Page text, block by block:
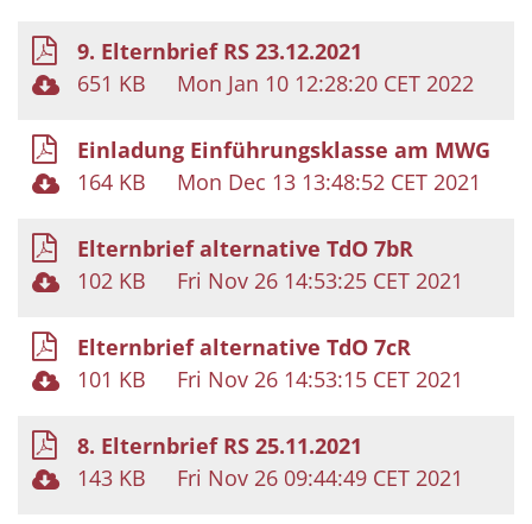
9. Elternbrief RS 23.12.2021
651 KB
Mon Jan 10 12:28:20 CET 2022
Einladung Einführungsklasse am MWG
164 KB
Mon Dec 13 13:48:52 CET 2021
Elternbrief alternative TdO 7bR
102 KB
Fri Nov 26 14:53:25 CET 2021
Elternbrief alternative TdO 7cR
101 KB
Fri Nov 26 14:53:15 CET 2021
8. Elternbrief RS 25.11.2021
143 KB
Fri Nov 26 09:44:49 CET 2021